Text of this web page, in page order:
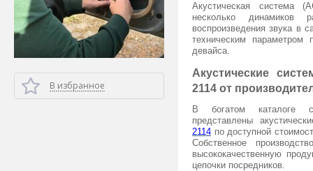
В избранное
Акустическая система
несколько динамиков
воспроизведения звука в
техническим параметром
девайса.
Акустические
2114 от
В богатом каталоге
представлены
2114 по доступной
Собственное
высококачественную
цепочки посредников.